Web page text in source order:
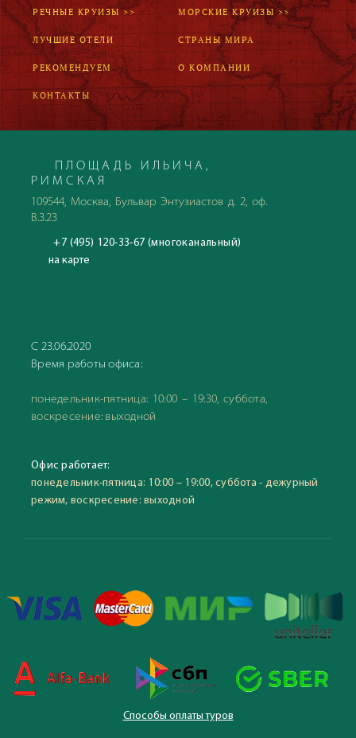
РЕЧНЫЕ КРУИЗЫ >> МОРСКИЕ КРУИЗЫ >>
ЛУЧШИЕ ОТЕЛИ СТРАНЫ МИРА
РЕКОМЕНДУЕМ О КОМПАНИИ
КОНТАКТЫ
ПЛОЩАДЬ ИЛЬИЧА,
РИМСКАЯ
109544, Москва, Бульвар Энтузиастов д. 2, оф.
В.3.23
+7 (495) 120-33-67 (многоканальный)
на карте
С 23.06.2020
Время работы офиса:
понедельник-пятница: 10:00 – 19:30, суббота,
воскресение: выходной
Офис работает:
понедельник-пятница: 10:00 – 19:00, суббота - дежурный
режим, воскресение: выходной
Способы оплаты туров